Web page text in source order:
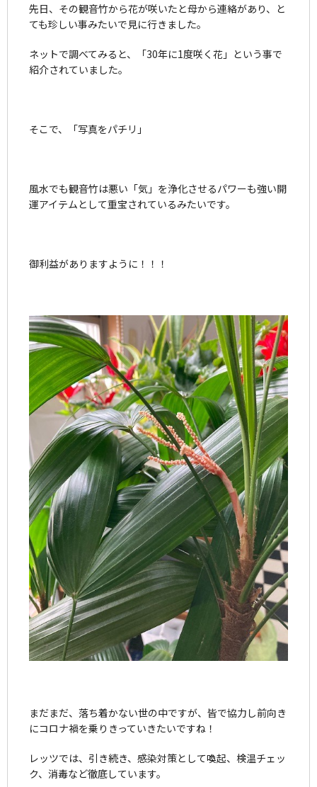
先日、その観音竹から花が咲いたと母から連絡があり、と
ても珍しい事みたいで見に行きました。
ネットで調べてみると、「30年に1度咲く花」という事で
紹介されていました。
そこで、「写真をパチリ」
風水でも観音竹は悪い「気」を浄化させるパワーも強い開
運アイテムとして重宝されているみたいです。
御利益がありますように！！！
まだまだ、落ち着かない世の中ですが、皆で協力し前向き
にコロナ禍を乗りきっていきたいですね！
レッツでは、引き続き、感染対策として喚起、検温チェッ
ク、消毒など徹底しています。